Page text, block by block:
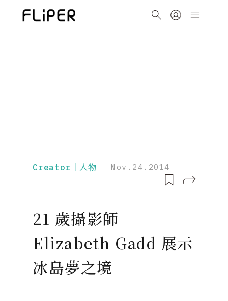
Creator｜人物 Nov.24.2014
21 歲攝影師
Elizabeth Gadd 展示
冰島夢之境